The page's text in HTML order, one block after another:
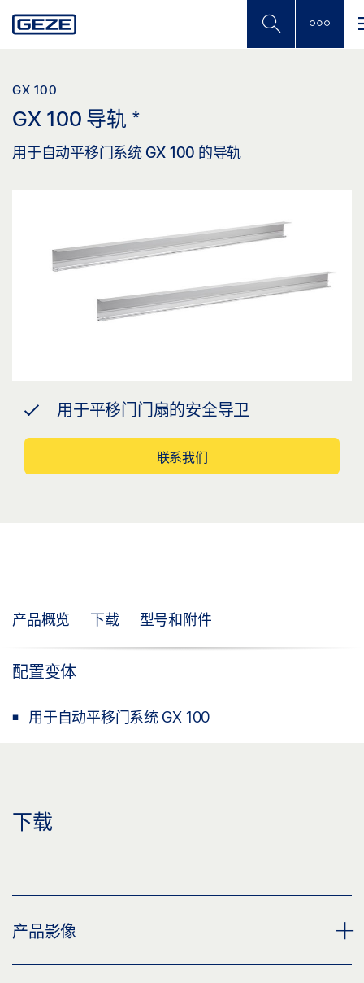
to
GX 100
GX 100 导轨 *
用于自动平移门系统 GX 100 的导轨
用于平移门门扇的安全导卫
联系我们
产品概览 下载 型号和附件
配置变体
用于自动平移门系统 GX 100
下载
产品影像